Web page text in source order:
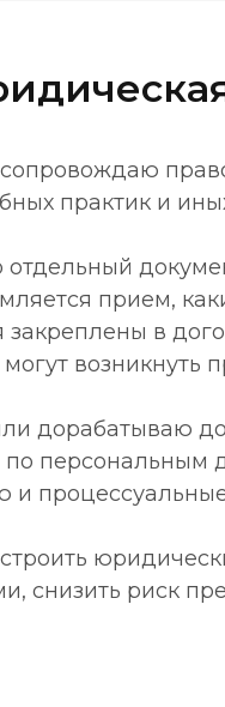
практик и
прием,
в
дорабатываю
персональным
и
снизить риск